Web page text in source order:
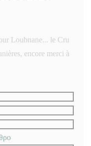
Loubnane... le Cru
encore merci à
((ανοίγει σε νέο